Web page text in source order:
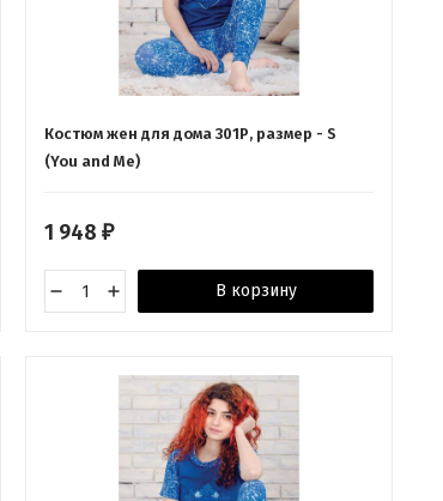
Костюм жен для дома 301Р, размер - S
(You and Me)
1 948₽
В корзину